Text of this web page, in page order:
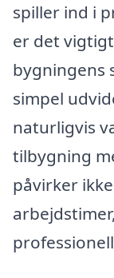
spiller ind i
er det
bygningens
simpel
naturligvis
tilbygning
påvirker